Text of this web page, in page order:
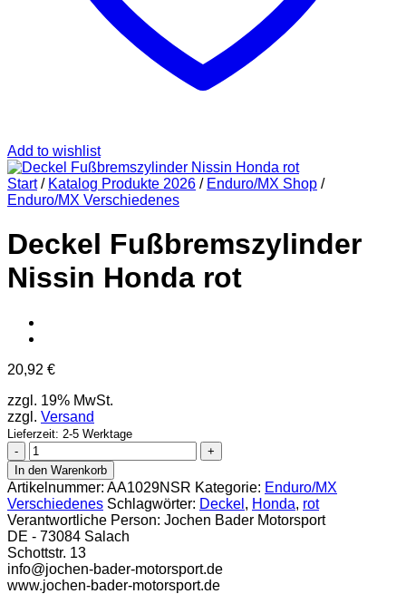
Add to wishlist
Start / Katalog Produkte 2026 / Enduro/MX Shop /
Enduro/MX Verschiedenes
Deckel Fußbremszylinder
Nissin Honda rot
20,92 €
zzgl. 19% MwSt.
zzgl. Versand
Lieferzeit: 2-5 Werktage
Deckel
Fußbremszylinder
Nissin
Honda
rot
Menge
In den Warenkorb
Artikelnummer: AA1029NSR Kategorie: Enduro/MX
Verschiedenes Schlagwörter: Deckel , Honda, rot
Verantwortliche Person: Jochen Bader Motorsport
DE - 73084 Salach
Schottstr. 13
info@jochen-bader-motorsport.de
www.jochen-bader-motorsport.de